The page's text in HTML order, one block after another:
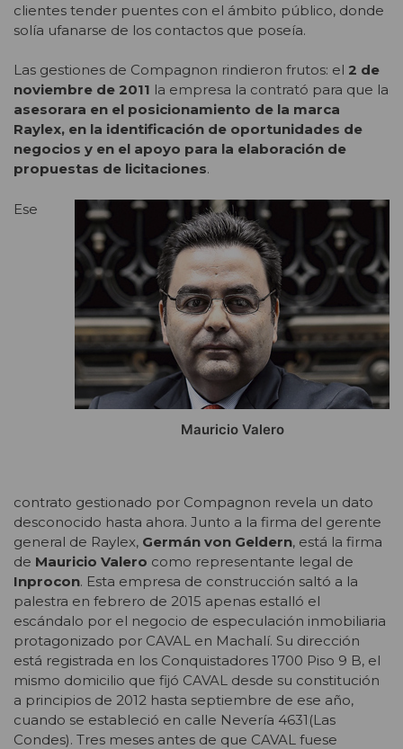
clientes tender puentes con el ámbito público, donde
solía ufanarse de los contactos que poseía.
Las gestiones de Compagnon rindieron frutos: el 2 de
noviembre de 2011 la empresa la contrató para que la
asesorara en el posicionamiento de la marca
Raylex, en la identificación de oportunidades de
negocios y en el apoyo para la elaboración de
propuestas de licitaciones.
Mauricio Valero
Ese
contrato gestionado por Compagnon revela un dato
desconocido hasta ahora. Junto a la firma del gerente
general de Raylex, Germán von Geldern, está la firma
de Mauricio Valero como representante legal de
Inprocon. Esta empresa de construcción saltó a la
palestra en febrero de 2015 apenas estalló el
escándalo por el negocio de especulación inmobiliaria
protagonizado por CAVAL en Machalí. Su dirección
está registrada en los Conquistadores 1700 Piso 9 B, el
mismo domicilio que fijó CAVAL desde su constitución
a principios de 2012 hasta septiembre de ese año,
cuando se estableció en calle Nevería 4631(Las
Condes). Tres meses antes de que CAVAL fuese